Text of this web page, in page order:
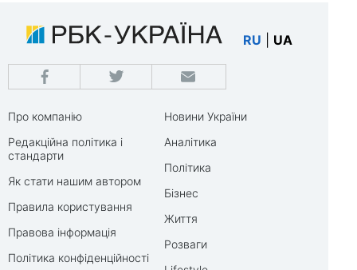
RU UA
Про компанію
Редакційна політика і
стандарти
Як стати нашим автором
Правила користування
Правова інформація
Політика конфіденційності
Новини України
Аналітика
Політика
Бізнес
Життя
Розваги